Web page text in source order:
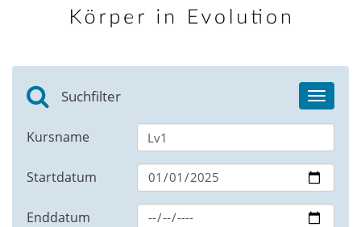
Toggle
Suchfilter
Kursname
Startdatum
Enddatum